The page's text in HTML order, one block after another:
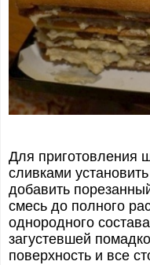
Для приготовления
сливками
добавить
смесь до полного
однородного
загустевшей
поверхность и все